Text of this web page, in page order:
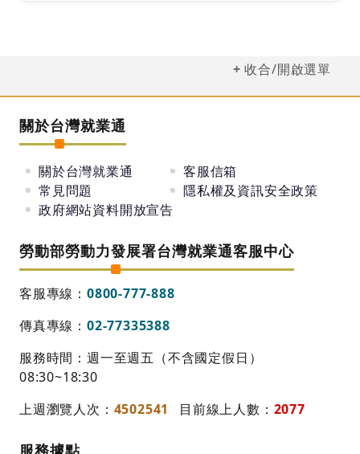
公司有遍布全球各區域的銷售辦公室和經銷商，主
要據點分布於台灣、美國和中國大陸。公司研發和
工程團隊具備一流的創新能力，在北美和亞洲匯集
大量優秀的工程師和研發科學家，掌控從光器件、
及經驗。索爾思光電將人才視為公司的重要資產之
「適才適所」及「人盡其才」的用人理念，融合企
業核心理念與組織策略方向，實現企業發展與員工
發展共同成長的目的。
路46號2樓
收合/開啟選單
關於台灣就業通
關於台灣就業通
客服信箱
常見問題
隱私權及資訊安全政策
政府網站資料開放宣告
勞動部勞動力發展署台灣就業通客服中心
客服專線： 0800-777-888
傳真專線： 02-77335388
服務時間：週一至週五（不含國定假日）
08:30~18:30
上週瀏覽人次： 4502541 目前線上人數： 2077